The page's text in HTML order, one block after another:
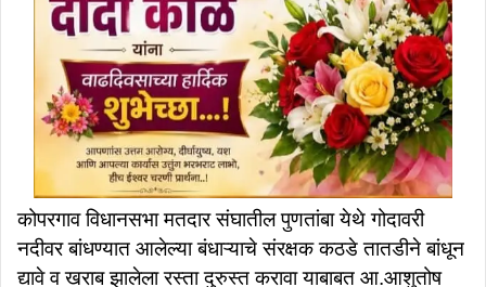
कोपरगाव विधानसभा मतदार संघातील पुणतांबा येथे गोदावरी
नदीवर बांधण्यात आलेल्या बंधाऱ्याचे संरक्षक कठडे तातडीने बांधून
द्यावे व खराब झालेला रस्ता दुरुस्त करावा याबाबत आ.आशुतोष